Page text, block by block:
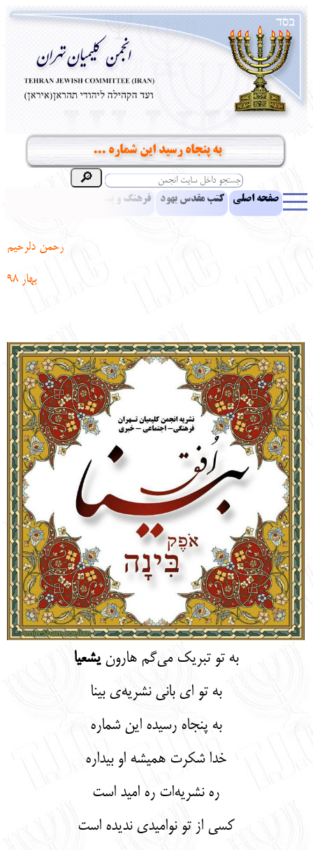
به پنجاه رسید این شماره ...
صفحه اصلی کتب مقدس یهود فرهنگ و بینش یهود
رحمن دلرحیم
بهار 98
به تو تبریک می‌گم هارونیشعیا
به تو ای بانی نشریه‌ی بینا
به پنجاه رسیده این شماره
خدا شکرت همیشه او بیداره
ره نشریه‌ات ره امید است
کسی از تو نوامیدی ندیده است